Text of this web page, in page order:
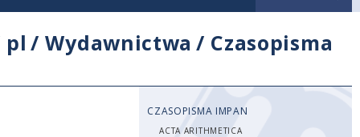
pl /Wydawnictwa / Czasopisma
CZASOPISMA IMPAN
ACTA ARITHMETICA